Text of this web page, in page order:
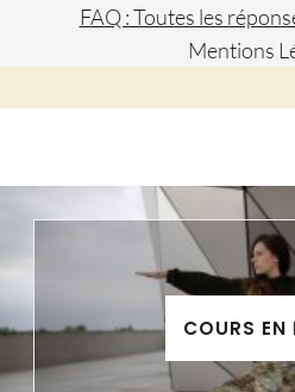
COURS EN
FAQ : Toutes les
Mentions